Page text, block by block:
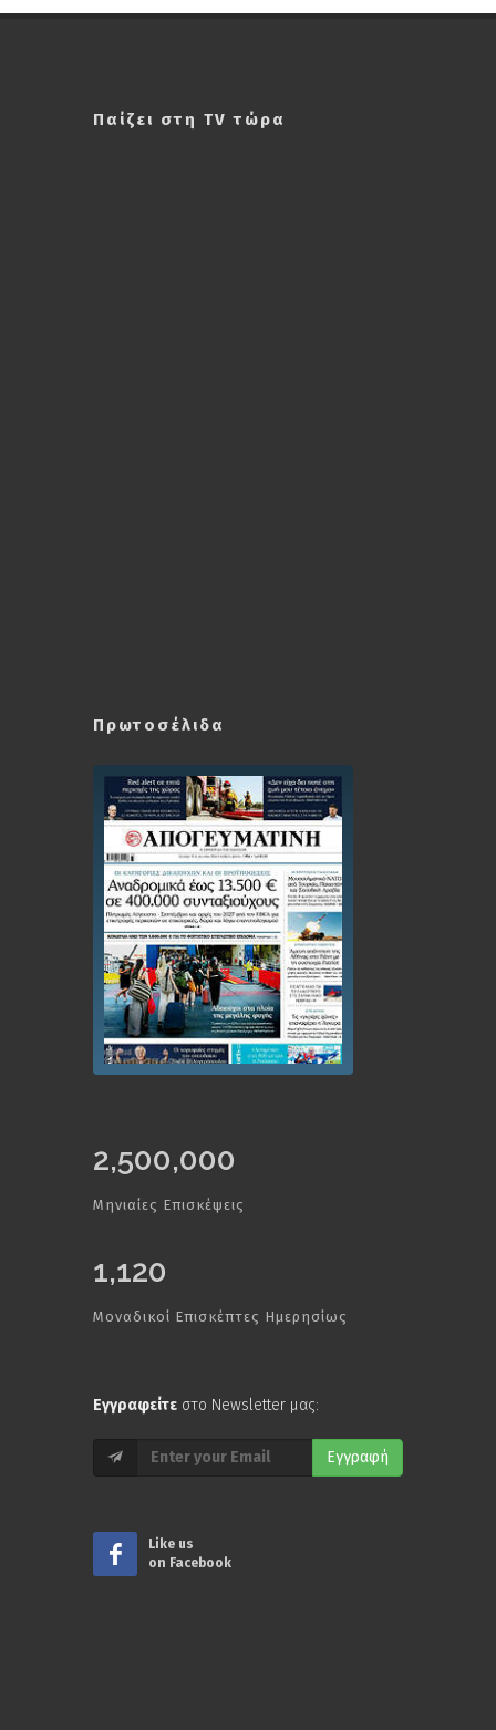
Παίζει στη TV τώρα
Πρωτοσέλιδα
2,500,000
Μηνιαίες Επισκέψεις
1,120
Μοναδικοί Επισκέπτες Ημερησίως
Εγγραφείτε στο Newsletter μας:
Εγγραφή
Like us
on Facebook